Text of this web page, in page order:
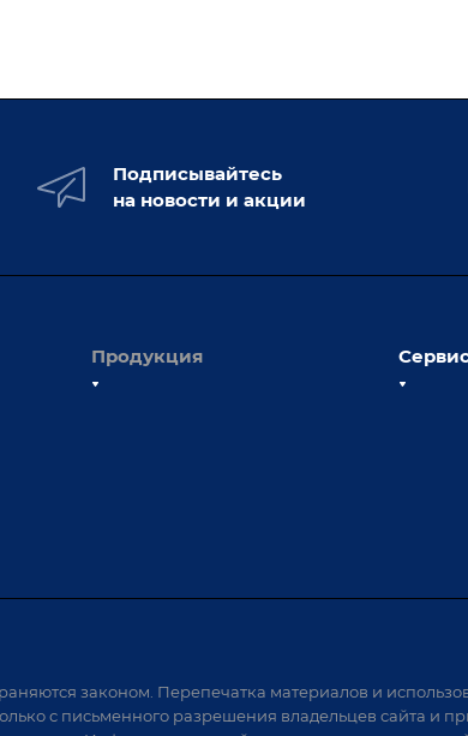
Подписывайтесь
на новости и акции
Продукция
для сварки крупногабаритных
изделий
Монтаж
законом. Перепечатка материалов и
с письменного разрешения владельцев сайта и